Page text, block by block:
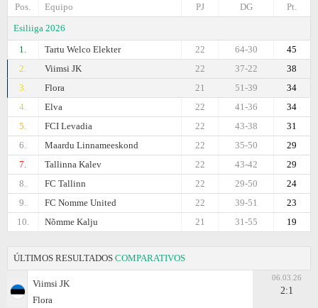
Pos.
Equipo Pt.
DG
PJ
Esiliiga 2026
1.
Tartu Welco Elekter 45
64-30
22
2.
Viimsi JK 38
37-22
22
3.
Flora 34
51-39
21
4.
Elva 34
41-36
22
5.
FCI Levadia 31
43-38
22
6.
Maardu Linnameeskond 29
35-50
22
7.
Tallinna Kalev 29
43-42
22
8.
FC Tallinn 24
29-50
22
9.
FC Nomme United 23
39-51
22
10.
Nõmme Kalju 19
31-55
21
ÚLTIMOS RESULTADOS COMPARATIVOS
Viimsi JK
Flora
06.03.26
2:1